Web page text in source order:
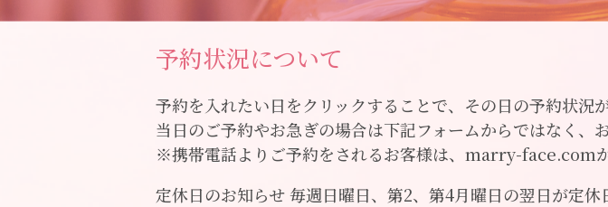
予約状況について
予約を入れたい日をクリックすることで、その日の予約状況
当日のご予約やお急ぎの場合は下記フォームからではなく、
※携帯電話よりご予約をされるお客様は、marry-face.comか
定休日のお知らせ 毎週日曜日、第2、第4月曜日の翌日が定休